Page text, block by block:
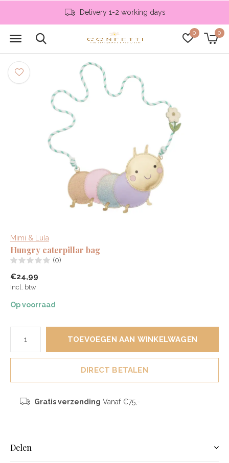
0 0
Delivery 1-2 working days
Mimi & Lula
Hungry caterpillar bag
(0)
€24,99
Incl. btw
Op voorraad
TOEVOEGEN AAN WINKELWAGEN
DIRECT BETALEN
Gratis verzending Vanaf €75,-
Delen